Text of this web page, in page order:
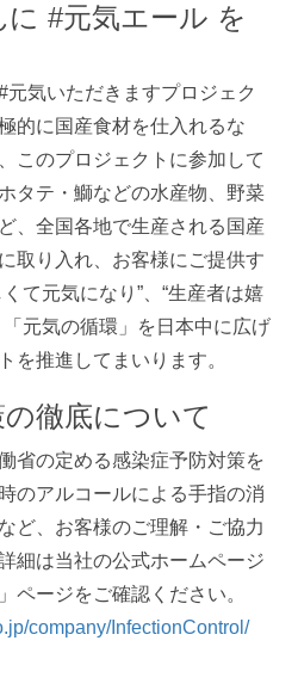
#元気エール を
気いただきますプロジェク
的に国産食材を仕入れるな
このプロジェクトに参加して
タテ・鰤などの水産物、野菜
、全国各地で生産される国産
取り入れ、お客様にご提供す
て元気になり”、“生産者は嬉
元気の循環」を日本中に広げ
を推進してまいります。
徹底について
省の定める感染症予防対策を
のアルコールによる手指の消
ど、お客様のご理解・ご協力
細は当社の公式ホームページ
ページをご確認ください。
company/InfectionControl/